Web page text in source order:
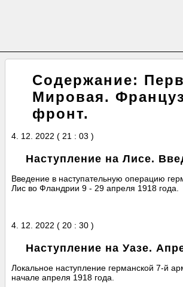
Содержание:
Мировая.
фронт.
4. 12. 2022 ( 21 : 03 )
Наступление на Лисе.
Введение в наступательную операцию
Лис во Фландрии 9 - 29 апреля 1918 года.
4. 12. 2022 ( 20 : 30 )
Наступление на Уазе.
Локальное наступление германской 7-й
начале апреля 1918 года.